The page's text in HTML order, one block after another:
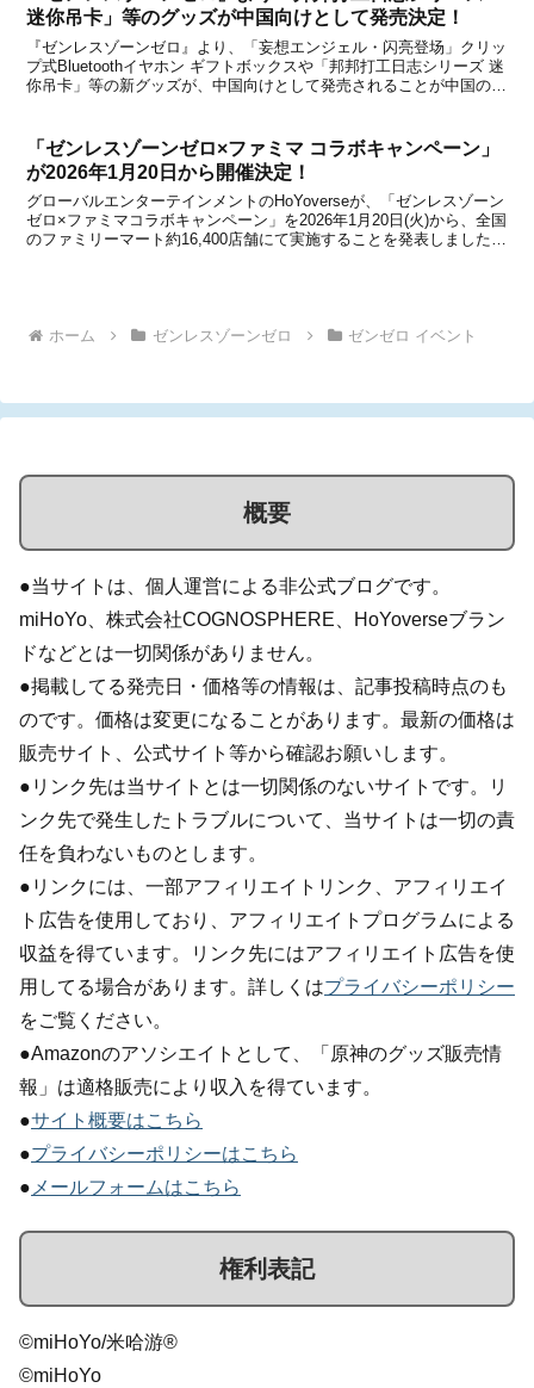
迷你吊卡」等のグッズが中国向けとして発売決定！
『ゼンレスゾーンゼロ』より、「妄想エンジェル・闪亮登场」クリッ
プ式Bluetoothイヤホン ギフトボックスや「邦邦打工日志シリーズ 迷
你吊卡」等の新グッズが、中国向けとして発売されることが中国の公
「ゼンレスゾーンゼロ×ファミマ コラボキャンペーン」
が2026年1月20日から開催決定！
グローバルエンターテインメントのHoYoverseが、「ゼンレスゾーン
ゼロ×ファミマコラボキャンペーン」を2026年1月20日(火)から、全国
のファミリーマート約16,400店舗にて実施することを発表しました。
ホーム ゼンレスゾーンゼロ ゼンゼロ イベント
概要
●当サイトは、個人運営による非公式ブログです。
miHoYo、株式会社COGNOSPHERE、HoYoverseブラン
ドなどとは一切関係がありません。
●掲載してる発売日・価格等の情報は、記事投稿時点のも
のです。価格は変更になることがあります。最新の価格は
販売サイト、公式サイト等から確認お願いします。
●リンク先は当サイトとは一切関係のないサイトです。リ
ンク先で発生したトラブルについて、当サイトは一切の責
任を負わないものとします。
●リンクには、一部アフィリエイトリンク、アフィリエイ
ト広告を使用しており、アフィリエイトプログラムによる
収益を得ています。リンク先にはアフィリエイト広告を使
用してる場合があります。詳しくはプライバシーポリシー
をご覧ください。
●Amazonのアソシエイトとして、「原神のグッズ販売情
報」は適格販売により収入を得ています。
●サイト概要はこちら
●プライバシーポリシーはこちら
● メールフォームはこちら
権利表記
©miHoYo/米哈游®
©miHoYo